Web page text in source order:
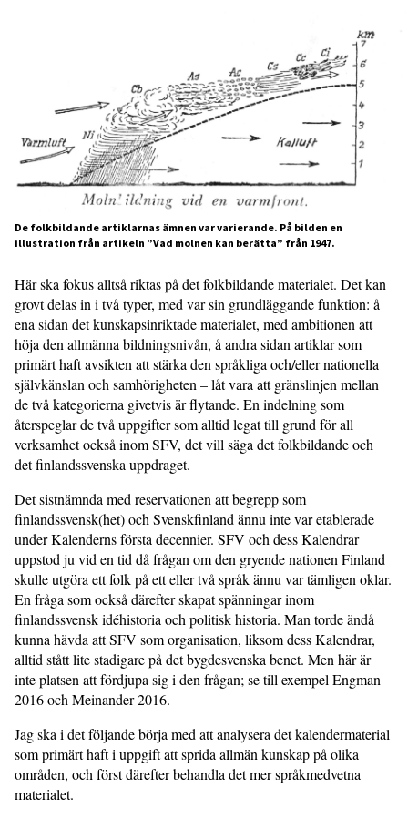
De folkbildande artiklarnas ämnen var varierande. På bilden en
illustration från artikeln ”Vad molnen kan berätta” från 1947.
Här ska fokus alltså riktas på det folkbildande materialet. Det kan
grovt delas in i två typer, med var sin grundläggande funktion: å
ena sidan det kunskapsinriktade materialet, med ambitionen att
höja den allmänna bildningsnivån, å andra sidan artiklar som
primärt haft avsikten att stärka den språkliga och/eller nationella
självkänslan och samhörigheten – låt vara att gränslinjen mellan
de två kategorierna givetvis är flytande. En indelning som
återspeglar de två uppgifter som alltid legat till grund för all
verksamhet också inom SFV, det vill säga det folkbildande och
det finlandssvenska uppdraget.
Det sistnämnda med reservationen att begrepp som
finlandssvensk(het) och Svenskfinland ännu inte var etablerade
under Kalenderns första decennier. SFV och dess Kalendrar
uppstod ju vid en tid då frågan om den gryende nationen Finland
skulle utgöra ett folk på ett eller två språk ännu var tämligen oklar.
En fråga som också därefter skapat spänningar inom
finlandssvensk idéhistoria och politisk historia. Man torde ändå
kunna hävda att SFV som organisation, liksom dess Kalendrar,
alltid stått lite stadigare på det bygdesvenska benet. Men här är
inte platsen att fördjupa sig i den frågan; se till exempel Engman
2016 och Meinander 2016.
Jag ska i det följande börja med att analysera det kalendermaterial
som primärt haft i uppgift att sprida allmän kunskap på olika
områden, och först därefter behandla det mer språkmedvetna
materialet.